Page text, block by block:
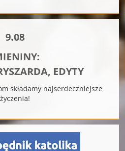
9.08
EDYTY
składamy najserdeczniejsze
życzenia!